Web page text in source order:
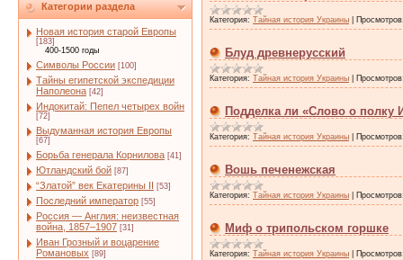
Категории раздела
Новая история старой Европы
[183]
400-1500 годы
Символы России [100]
Тайны египетской экспедиции
Наполеона [42]
Индокитай: Пепел четырех войн
[72]
Выдуманная история Европы
[67]
Борьба генерала Корнилова [41]
Ютландский бой [87]
“Златой” век Екатерины II [53]
Последний император [55]
Россия — Англия: неизвестная
война, 1857–1907 [31]
Иван Грозный и воцарение
Романовых [89]
Категория: Тайная история Украины
Блуд древнерусский
Категория: Тайная история Украины
Подделка ли «Слово о полку
Категория: Тайная история Украины
Вошь печенежская
Категория: Тайная история Украины
Миф о трипольском горшке
Категория: Тайная история Украины